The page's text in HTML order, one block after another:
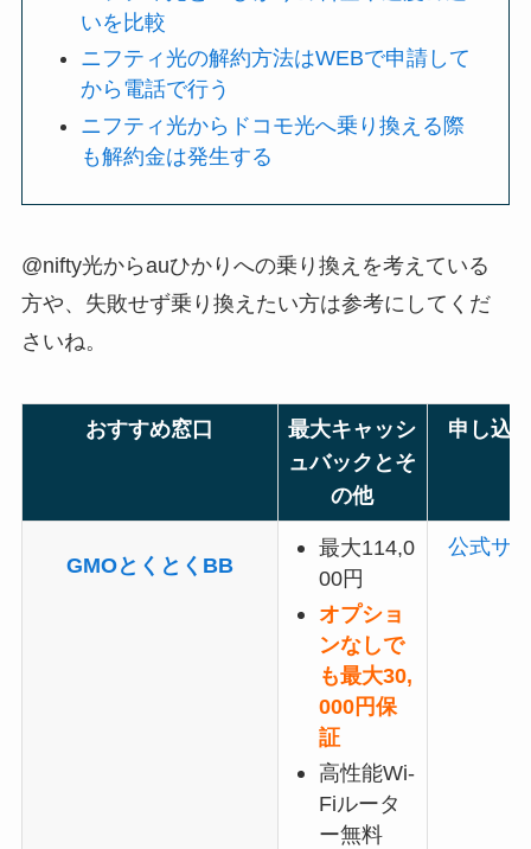
いを比較
ニフティ光の解約方法はWEBで申請して
から電話で行う
ニフティ光からドコモ光へ乗り換える際
も解約金は発生する
@nifty光からauひかりへの乗り換えを考えている
方や、失敗せず乗り換えたい方は参考にしてくだ
さいね。
おすすめ窓口
最大キャッシ
ュバックとそ
の他
申し込
GMOとくとくBB
最大114,0
00円
オプショ
ンなしで
も最大30,
000円保
証
高性能Wi-
Fiルータ
ー無料
公式サ